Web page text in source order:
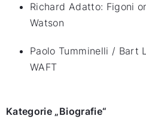
Richard Adatto: Figoni
Watson
Paolo Tumminelli / Bart
WAFT
Kategorie „Biografie“